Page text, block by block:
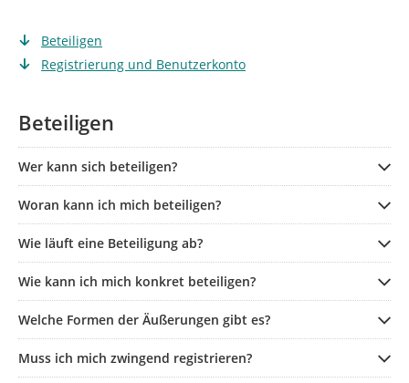
Beteiligen
Registrierung und Benutzerkonto
Beteiligen
Wer kann sich beteiligen?
Woran kann ich mich beteiligen?
Wie läuft eine Beteiligung ab?
Wie kann ich mich konkret beteiligen?
Welche Formen der Äußerungen gibt es?
Muss ich mich zwingend registrieren?